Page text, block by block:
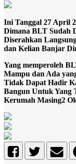
Ini Tanggal 27 April
Dimana BLT Sudah
Diserahkan
dan Kelian Banjar
Yang memperoleh
Mampu dan Ada
Tidak Dapat Hadir
Bangun Untuk Yang
Kerumah Masing2